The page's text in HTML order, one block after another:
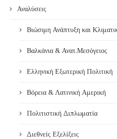
Αναλύσεις
Βιώσιμη Ανάπτυξη και
Βαλκάνια & Ανατ.Μεσόγειος
Ελληνική Εξωτερική Πολιτική
Βόρεια & Λατινική Αμερική
Πολιτιστική Διπλωματία
Διεθνείς Εξελίξεις